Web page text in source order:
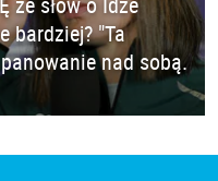
bardziej? "Ta
nad sobą.